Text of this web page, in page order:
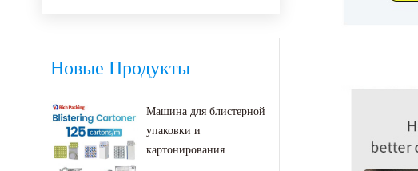
Новые Продукты
Машина для блистерной
упаковки и
картонирования